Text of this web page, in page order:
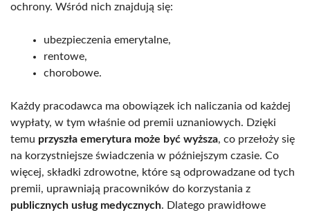
ochrony. Wśród nich znajdują się:
ubezpieczenia emerytalne,
rentowe,
chorobowe.
Każdy pracodawca ma obowiązek ich naliczania od każdej
wypłaty, w tym właśnie od premii uznaniowych. Dzięki
temu przyszła emerytura może być wyższa, co przełoży się
na korzystniejsze świadczenia w późniejszym czasie. Co
więcej, składki zdrowotne, które są odprowadzane od tych
premii, uprawniają pracowników do korzystania z
publicznych usług medycznych. Dlatego prawidłowe